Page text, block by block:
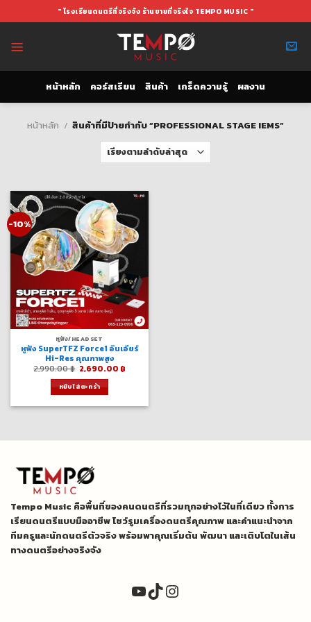
to
" โรงเรียนดนตรีที่จริงจัง ร้านขายที่จริงใจ TEMPO MUSIC "
หน้าหลัก คอร์สเรียน สินค้า เกร็ดความรู้ ผลงาน
หน้าหลัก / สินค้าที่มีป้ายกำกับ “PROFESSIONAL STAGE IEMS”
-10%
หูฟัง/HEADSET
หูฟัง SuperTFZ Force1 อินเอียร์
Hi-Res คุณภาพสูง
2,990.00฿ Original
price
was:
2,990.00 ฿.
2,690.00 ฿Current
หยิบใส่ตะกร้า
Tempo Music คือพื้นที่ของคนดนตรีที่รวมทุกอย่างไว้ในที่เดียว ทั้งการ
เรียนดนตรีแบบมืออาชีพ โชว์รูมเครื่องดนตรีคุณภาพ และคำแนะนำจาก
ทีมครูและนักดนตรีตัวจริง พร้อมพาคุณเริ่มต้น พัฒนา และเติบโตในเส้น
ทางดนตรีอย่างจริงจัง
YouTube
TikTok
Instagram